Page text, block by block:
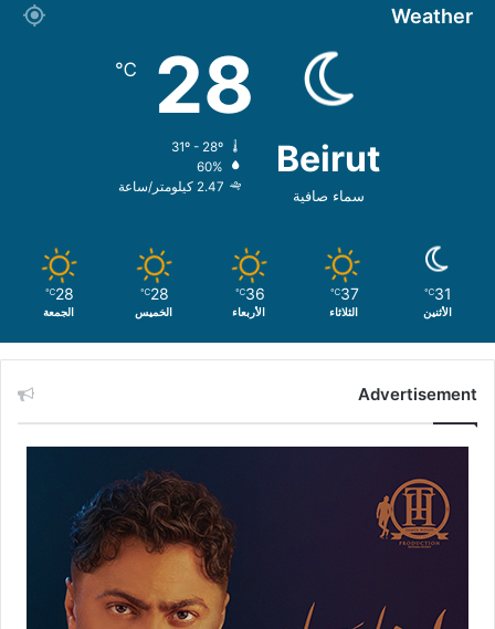
Weather
Beirut
سماء صافية
28
℃
60%
2.47 كيلومتر/ساعة
31
℃
الأثنين
37
℃
الثلاثاء
36
℃
الأربعاء
28
℃
الخميس
28
℃
الجمعة
Advertisement